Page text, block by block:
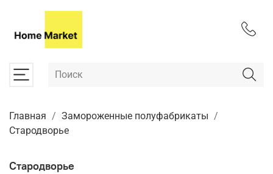
Главная
Замороженные полуфабрикаты
Стародворье
Стародворье